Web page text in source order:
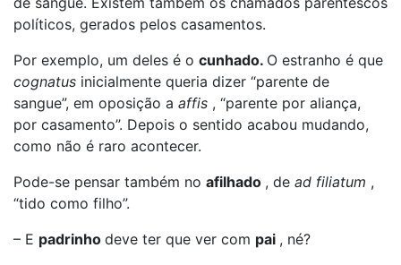
políticos, gerados pelos casamentos.
Por exemplo, um deles é o cunhado. O estranho é que
cognatus inicialmente queria dizer “parente de
sangue”, em oposição a affis , “parente por aliança,
por casamento”. Depois o sentido acabou mudando,
como não é raro acontecer.
Pode-se pensar também no afilhado , de ad filiatum ,
“tido como filho”.
– E padrinho deve ter que ver com pai , né?